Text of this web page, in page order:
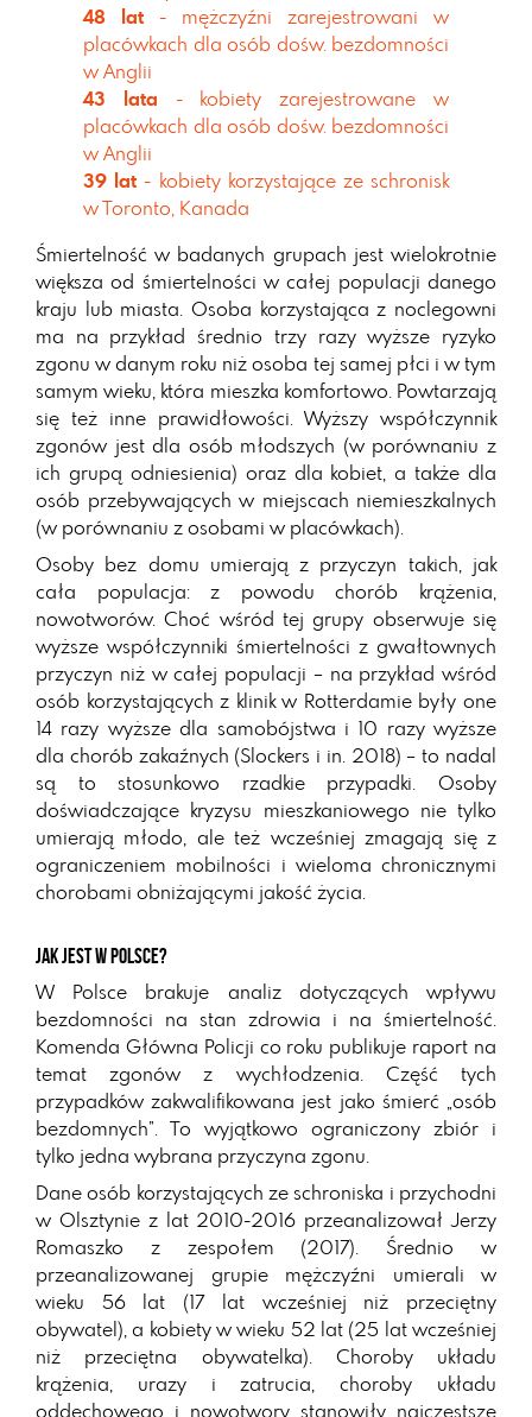
48 lat - mężczyźni zarejestrowani w
placówkach dla osób dośw. bezdomności
w Anglii
43 lata - kobiety zarejestrowane w
placówkach dla osób dośw. bezdomności
w Anglii
39 lat - kobiety korzystające ze schronisk
w Toronto, Kanada
Śmiertelność w badanych grupach jest wielokrotnie
większa od śmiertelności w całej populacji danego
kraju lub miasta. Osoba korzystająca z noclegowni
ma na przykład średnio trzy razy wyższe ryzyko
zgonu w danym roku niż osoba tej samej płci i w tym
samym wieku, która mieszka komfortowo. Powtarzają
się też inne prawidłowości. Wyższy współczynnik
zgonów jest dla osób młodszych (w porównaniu z
ich grupą odniesienia) oraz dla kobiet, a także dla
osób przebywających w miejscach niemieszkalnych
(w porównaniu z osobami w placówkach).
Osoby bez domu umierają z przyczyn takich, jak
cała populacja: z powodu chorób krążenia,
nowotworów. Choć wśród tej grupy obserwuje się
wyższe współczynniki śmiertelności z gwałtownych
przyczyn niż w całej populacji – na przykład wśród
osób korzystających z klinik w Rotterdamie były one
14 razy wyższe dla samobójstwa i 10 razy wyższe
dla chorób zakaźnych (Slockers i in. 2018) – to nadal
są to stosunkowo rzadkie przypadki. Osoby
doświadczające kryzysu mieszkaniowego nie tylko
umierają młodo, ale też wcześniej zmagają się z
ograniczeniem mobilności i wieloma chronicznymi
chorobami obniżającymi jakość życia.
Jak jest w Polsce?
W Polsce brakuje analiz dotyczących wpływu
bezdomności na stan zdrowia i na śmiertelność.
Komenda Główna Policji co roku publikuje raport na
temat zgonów z wychłodzenia. Część tych
przypadków zakwalifikowana jest jako śmierć „osób
bezdomnych”. To wyjątkowo ograniczony zbiór i
tylko jedna wybrana przyczyna zgonu.
Dane osób korzystających ze schroniska i przychodni
w Olsztynie z lat 2010-2016 przeanalizował Jerzy
Romaszko z zespołem (2017). Średnio w
przeanalizowanej grupie mężczyźni umierali w
wieku 56 lat (17 lat wcześniej niż przeciętny
obywatel), a kobiety w wieku 52 lat (25 lat wcześniej
niż przeciętna obywatelka). Choroby układu
krążenia, urazy i zatrucia, choroby układu
oddechowego i nowotwory stanowiły najczęstsze